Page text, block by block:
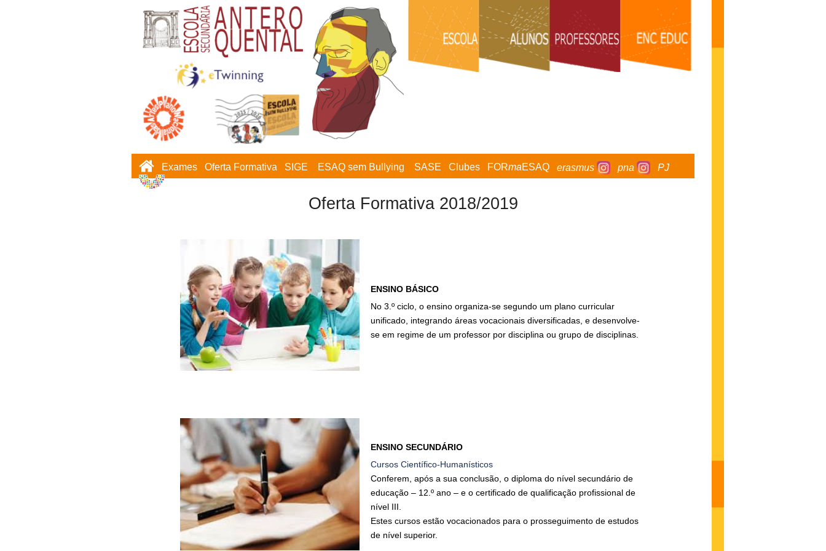
Exames Oferta Formativa SIGE ESAQ sem Bullying SASE Clubes FORmaESAQ erasmus pna PJ
Oferta Formativa 2018/2019
ENSINO BÁSICO
No 3.º ciclo, o ensino organiza-se segundo um plano curricular
unificado, integrando áreas vocacionais diversificadas, e desenvolve-
se em regime de um professor por disciplina ou grupo de disciplinas.
ENSINO SECUNDÁRIO
Cursos Científico-Humanísticos
Conferem, após a sua conclusão, o diploma do nível secundário de
educação – 12.º ano – e o certificado de qualificação profissional de
nível III.
Estes cursos estão vocacionados para o prosseguimento de estudos
de nível superior.